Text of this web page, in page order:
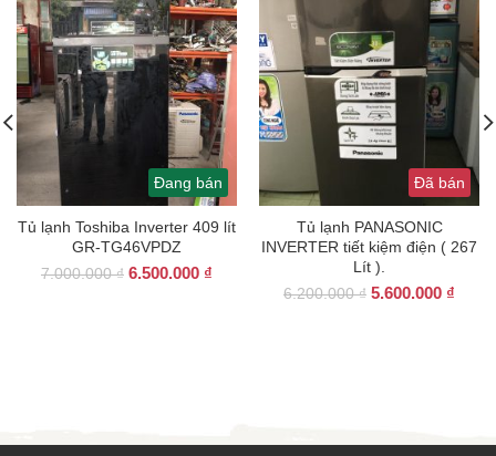
Đang bán
Tủ lạnh Toshiba Inverter 409 lít
GR-TG46VPDZ
7.000.000₫ Giá
6.500.000 ₫
Đã bán
Tủ lạnh PANASONIC
INVERTER tiết kiệm điện ( 267
Lít ).
6.200.000₫ Giá
5.600.000 ₫